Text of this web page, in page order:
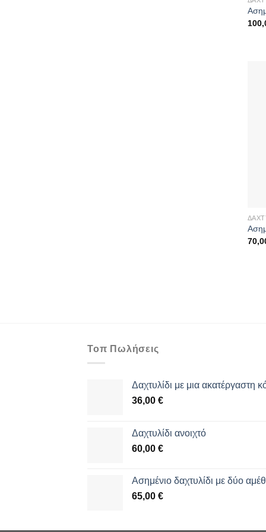
Τοπ Πωλήσεις
Δαχτυλίδι με μια ακατέργαστη
36,00 €
Δαχτυλίδι ανοιχτό
60,00 €
Aσημένιο δαχτυλίδι με δύο
65,00 €